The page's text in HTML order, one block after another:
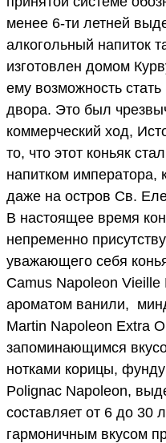
менее 6-ти летней
алкогольный напиток
изготовлен домом
ему возможность
двора. Это был
коммерческий ход,
то, что этот коньяк
напитком императора,
даже на остров Св.
В настоящее время
непременно
уважающего себя
Camus Napoleon Vieille
ароматом ванили,
Martin Napoleon Extra
запоминающимся
нотками корицы,
Polignac Napoleon,
составляет от 6 до 30
гармоничным вкусом